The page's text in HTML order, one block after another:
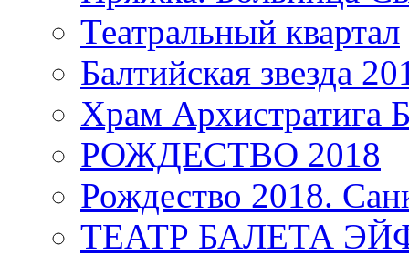
Театральный квартал
Балтийская звезда
Храм
РОЖДЕСТВО 2018
Рождество 2018.
ТЕАТР БАЛЕТА